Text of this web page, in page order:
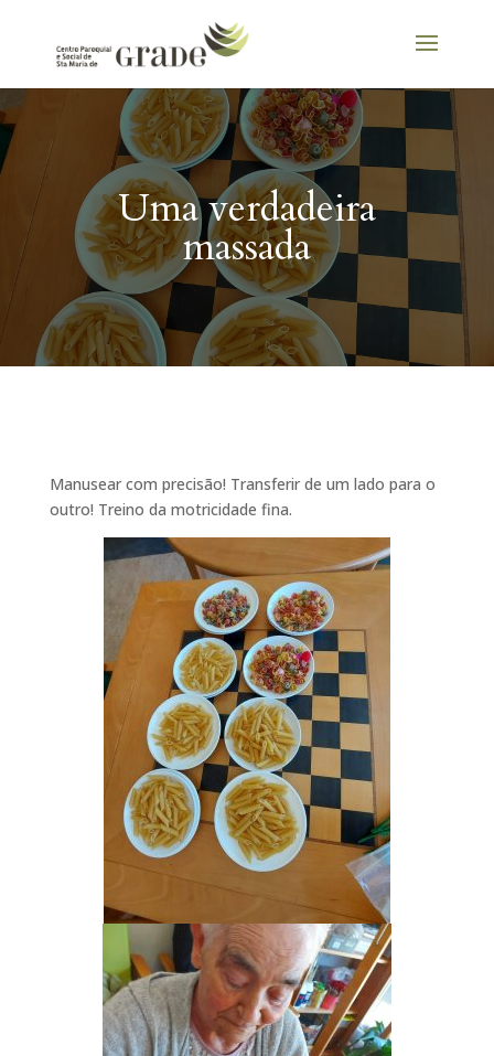
Uma verdadeira
massada
Manusear com precisão! Transferir de um lado para o
outro! Treino da motricidade fina.